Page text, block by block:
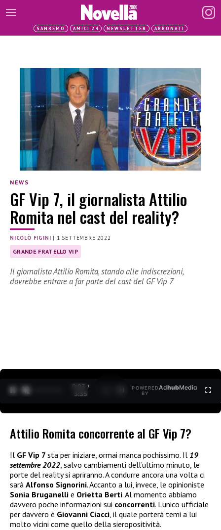
SANREMO AMICI 24 NEWSLETTER ABBONATI
NEWS
GF Vip 7, il giornalista Attilio
Romita nel cast del reality?
NICOLÒ FIGINI | 1 SETTEMBRE 2022
GRANDE FRATELLO VIP
Il giornalista Attilio Romita, stando alle indiscrezioni,
dovrebbe entrare a far parte del cast del GF Vip 7
0:04 /
3:35
POWERED
BY
AdhubMedia
Attilio Romita concorrente al GF Vip 7?
Il GF Vip 7 sta per iniziare, ormai manca pochissimo. Il 19
settembre 2022, salvo cambiamenti dell’ultimo minuto, le
porte del reality si apriranno. A condurre ancora una volta ci
sarà Alfonso Signorini. Accanto a lui, invece, le opinioniste
Sonia Bruganelli e Orietta Berti. Al momento abbiamo
davvero poche informazioni sui concorrenti. L’unico ufficiale
per davvero è Giovanni Ciacci, il quale porterà temi a lui
molto vicini come quello della sieropositività.